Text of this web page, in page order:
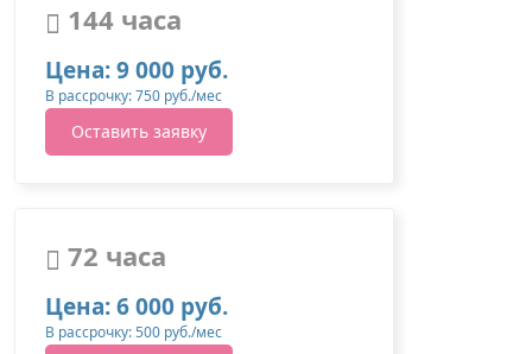
144 часа
Цена: 9 000 руб.
В рассрочку: 750 руб./мес
Оставить заявку
72 часа
Цена: 6 000 руб.
В рассрочку: 500 руб./мес